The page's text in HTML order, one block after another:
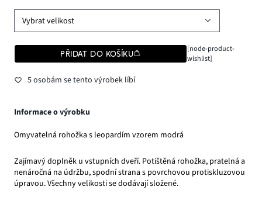
Vybrat velikost
PŘIDAT DO KOŠÍKU
[node-product-
wishlist]
5 osobám se tento výrobek líbí
Informace o výrobku
Omyvatelná rohožka s leopardím vzorem modrá
Zajímavý doplněk u vstupních dveří. Potištěná rohožka, pratelná a
nenáročná na údržbu, spodní strana s povrchovou protiskluzovou
úpravou. Všechny velikosti se dodávají složené.